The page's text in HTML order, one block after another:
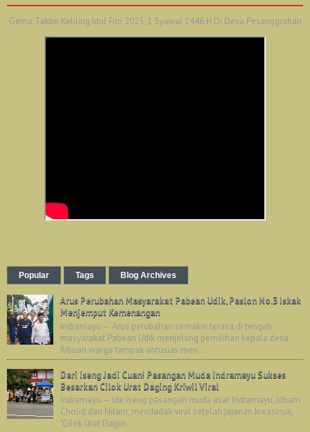
Gema Takbir Keliling Idul Fitri 2025, 1 Syawal 1446 H Di Desa Pesanggrahan
Popular Tags Blog Archives
Arus Perubahan Masyarakat Pabean Udik, Paslon No.3 Iskak
Menjemput Kemenangan
Indramayu — Arus perubahan semakin terasa di tengah
masyarakat Pabean Udik menjelang pemilihan kepala desa.
Ribuan warga tampak antusias men...
Dari Iseng Jadi Cuan! Pasangan Muda Indramayu Sukses
Besarkan Cilok Urat Daging Kriwil Viral
Indramayu — Ide iseng pasangan muda asal Indramayu, Idham
Cholid dan Nilam, mendadak viral setelah jajanan kreasinya,
"Cilok Urat Dagin...